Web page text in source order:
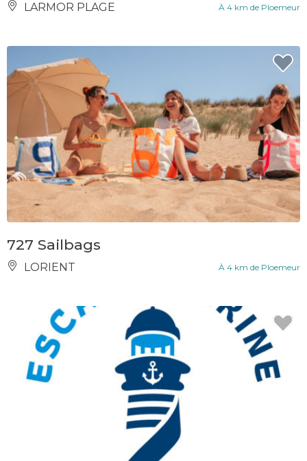
LARMOR PLAGE À 4 km de Ploemeur
727 Sailbags
LORIENT À 4 km de Ploemeur